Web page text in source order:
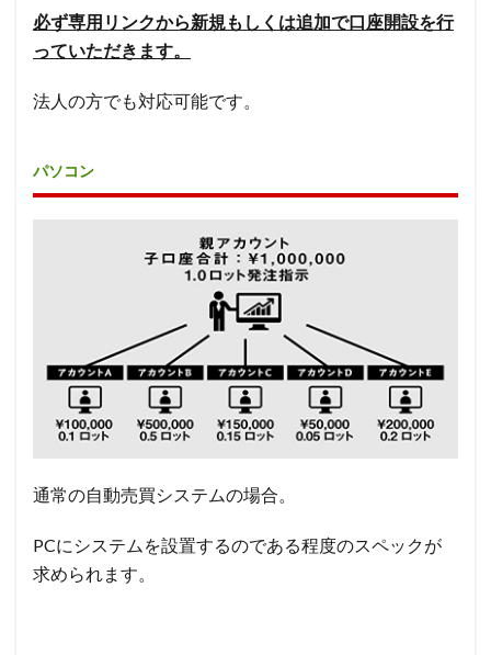
必ず専用リンクから新規もしくは追加で口座開設を行
っていただきます。
法人の方でも対応可能です。
パソコン
通常の自動売買システムの場合。
PCにシステムを設置するのである程度のスペックが
求められます。